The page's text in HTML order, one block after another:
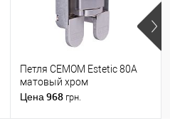
Петля CEMOM Estetic 80A
матовый хром
Цена 968 грн.